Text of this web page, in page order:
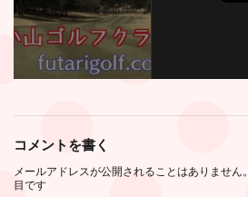
コメントを書く
メールアドレスが公開されることはありません。
目です